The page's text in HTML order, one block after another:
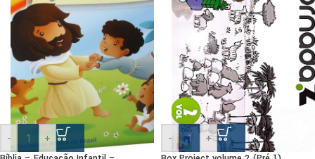
- + - +